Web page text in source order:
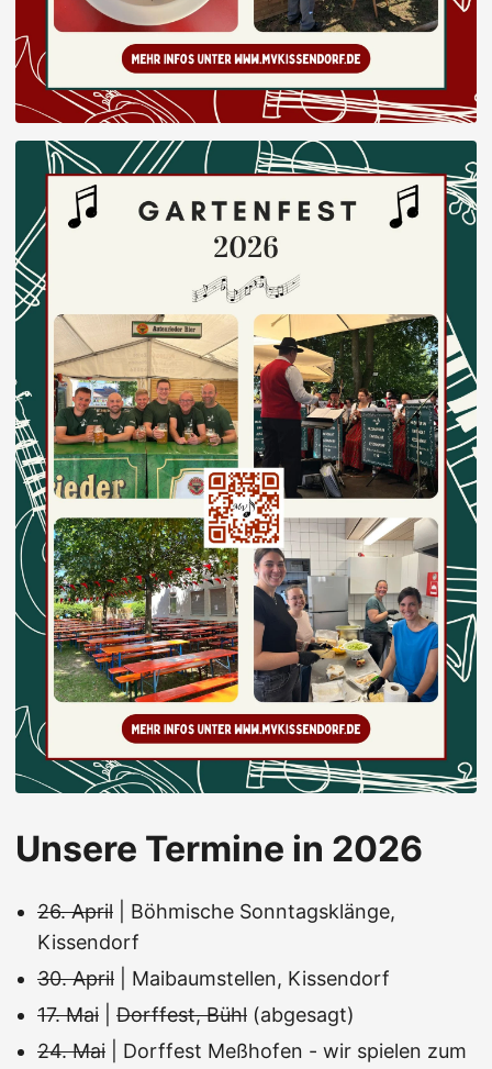
Unsere Termine in 2026
26. April | Böhmische Sonntagsklänge,
Kissendorf
30. April | Maibaumstellen, Kissendorf
17. Mai
Dorffest, Bühl (abgesagt)
24. Mai | Dorffest Meßhofen - wir spielen zum